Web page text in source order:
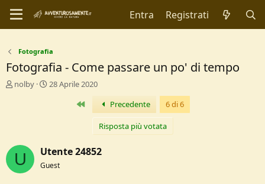
Entra Registrati
Fotografia
Fotografia - Come passare un po' di tempo
C
r
D
nolby
D
I
n
i
28 Aprile 2020
Primo Precedente 6 di 6
Risposta più votata
U Utente 24852
Guest